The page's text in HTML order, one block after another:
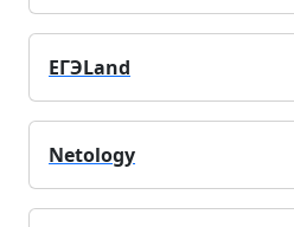
ЕГЭLand
Netology